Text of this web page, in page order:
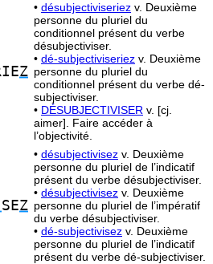
Z
• désubjectiviseriez v. Deuxième
personne du pluriel du
conditionnel présent du verbe
désubjectiviser.
• dé-subjectiviseriez v. Deuxième
personne du pluriel du
conditionnel présent du verbe dé-
subjectiviser.
• DÉSUBJECTIVISER v. [cj.
aimer]. Faire accéder à
l’objectivité.
SEZ
• désubjectivisez v. Deuxième
personne du pluriel de l’indicatif
présent du verbe désubjectiviser.
• désubjectivisez v. Deuxième
personne du pluriel de l’impératif
du verbe désubjectiviser.
• dé-subjectivisez v. Deuxième
personne du pluriel de l’indicatif
présent du verbe dé-subjectiviser.